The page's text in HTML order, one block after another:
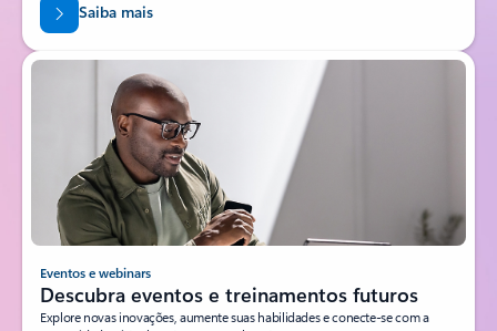
Saiba mais
Eventos e webinars
Descubra eventos e treinamentos futuros
Explore novas inovações, aumente suas habilidades e conecte-se com a